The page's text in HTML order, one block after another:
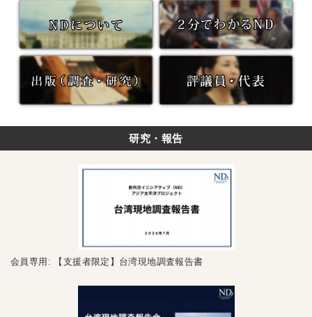
研究・報告
会員専用: 【支援者限定】台湾現地調査報告書